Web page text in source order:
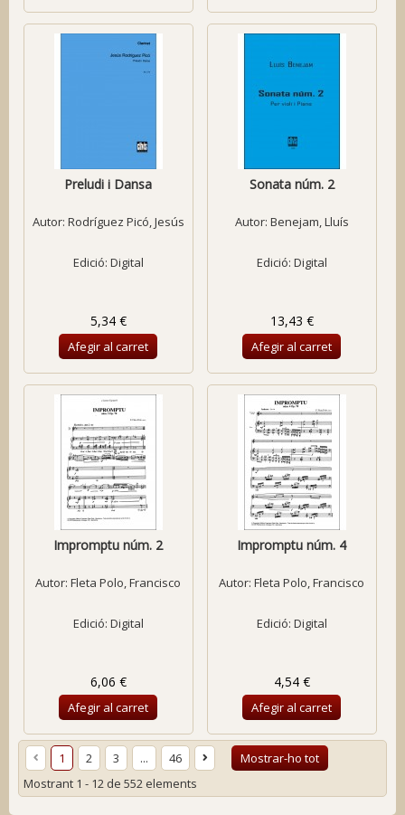
Preludi i Dansa
Autor: Rodríguez Picó, Jesús
Edició: Digital
5,34 €
Afegir al carret
Sonata núm. 2
Autor: Benejam, Lluís
Edició: Digital
13,43 €
Afegir al carret
Impromptu núm. 2
Autor:Fleta Polo, Francisco
Edició: Digital
6,06 €
Afegir al carret
Impromptu núm. 4
Autor:Fleta Polo, Francisco
Edició: Digital
4,54 €
Afegir al carret
Mostrar-ho tot
1 2 3 ...
46
Mostrant 1 - 12 de 552 elements